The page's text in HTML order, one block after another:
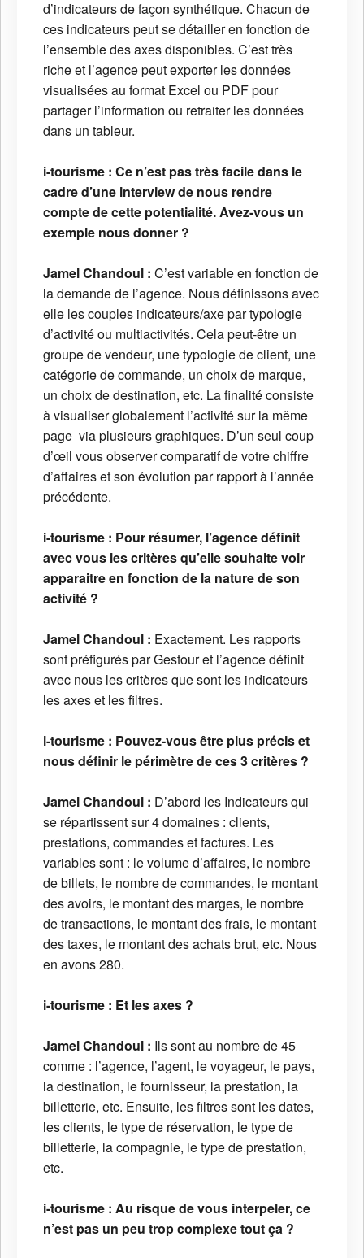
d’indicateurs de façon synthétique. Chacun de
ces indicateurs peut se détailler en fonction de
l’ensemble des axes disponibles. C’est très
riche et l’agence peut exporter les données
visualisées au format Excel ou PDF pour
partager l’information ou retraiter les données
dans un tableur.
i-tourisme : Ce n’est pas très facile dans le
cadre d’une interview de nous rendre
compte de cette potentialité. Avez-vous un
exemple nous donner ?
Jamel Chandoul : C’est variable en fonction de
la demande de l’agence. Nous définissons avec
elle les couples indicateurs/axe par typologie
d’activité ou multiactivités. Cela peut-être un
groupe de vendeur, une typologie de client, une
catégorie de commande, un choix de marque,
un choix de destination, etc. La finalité consiste
à visualiser globalement l’activité sur la même
page via plusieurs graphiques. D’un seul coup
d’œil vous observer comparatif de votre chiffre
d’affaires et son évolution par rapport à l’année
précédente.
i-tourisme : Pour résumer, l’agence définit
avec vous les critères qu’elle souhaite voir
apparaitre en fonction de la nature de son
activité ?
Jamel Chandoul : Exactement. Les rapports
sont préfigurés par Gestour et l’agence définit
avec nous les critères que sont les indicateurs
les axes et les filtres.
i-tourisme : Pouvez-vous être plus précis et
nous définir le périmètre de ces 3 critères ?
Jamel Chandoul : D’abord les Indicateurs qui
se répartissent sur 4 domaines : clients,
prestations, commandes et factures. Les
variables sont : le volume d’affaires, le nombre
de billets, le nombre de commandes, le montant
des avoirs, le montant des marges, le nombre
de transactions, le montant des frais, le montant
des taxes, le montant des achats brut, etc. Nous
en avons 280.
i-tourisme : Et les axes ?
Jamel Chandoul : Ils sont au nombre de 45
comme : l’agence, l’agent, le voyageur, le pays,
la destination, le fournisseur, la prestation, la
billetterie, etc. Ensuite, les filtres sont les dates,
les clients, le type de réservation, le type de
billetterie, la compagnie, le type de prestation,
etc.
i-tourisme : Au risque de vous interpeler, ce
n’est pas un peu trop complexe tout ça ?